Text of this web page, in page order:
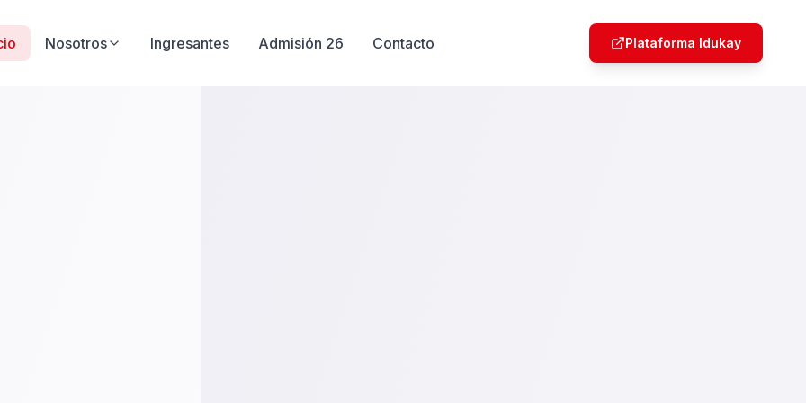
Nosotros Ingresantes Admisión 26 Contacto Plataforma Idukay